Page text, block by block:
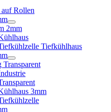
Rollen
2mm
Tiefkühlhaus
Transparent
3mm